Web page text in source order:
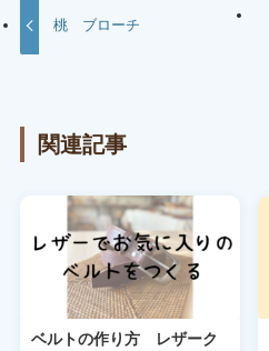
桃 ブローチ
関連記事
ベルトの作り方 レザーク